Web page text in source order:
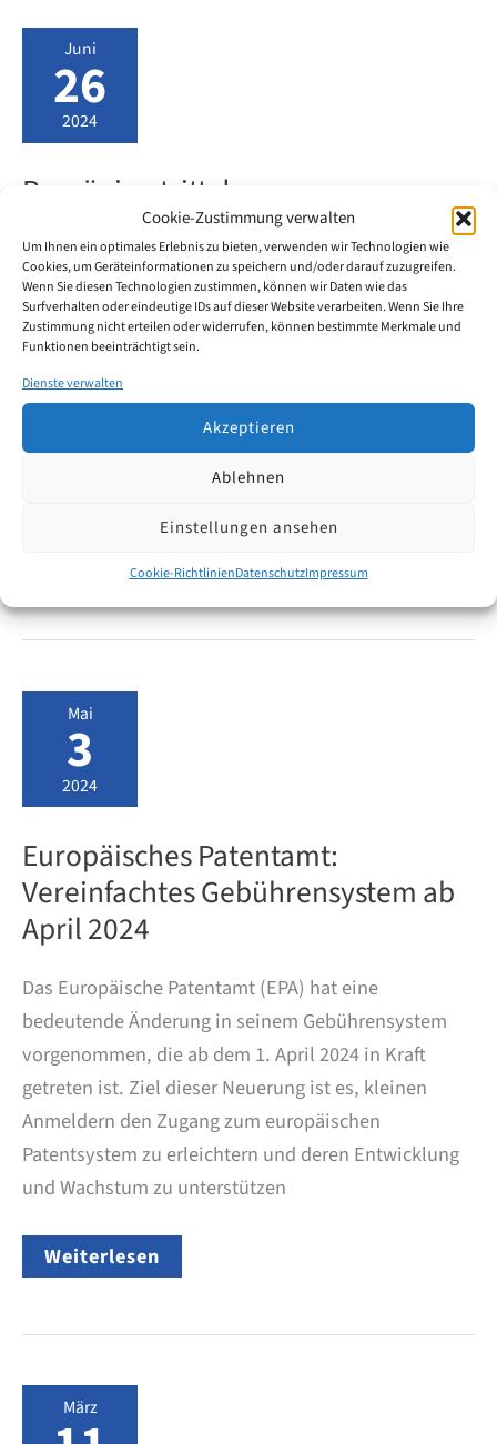
Cookie-Zustimmung verwalten
Um Ihnen ein optimales Erlebnis zu bieten, verwenden wir Technologien wie
Cookies, um Geräteinformationen zu speichern und/oder darauf zuzugreifen.
Wenn Sie diesen Technologien zustimmen, können wir Daten wie das
Surfverhalten oder eindeutige IDs auf dieser Website verarbeiten. Wenn Sie Ihre
Zustimmung nicht erteilen oder widerrufen, können bestimmte Merkmale und
Funktionen beeinträchtigt sein.
Dienste verwalten
Akzeptieren
Ablehnen
Einstellungen ansehen
Cookie-RichtlinienDatenschutzImpressum
Juni
26
2024
Rumänien tritt dem
Übereinkommen über ein
Einheitliches Patentgericht (EPGÜ)
bei
Rumänien wird am 1. September 2024 dem
Übereinkommen über ein Einheitliches Patentgericht
(EPGÜ) beitreten. Das Land hat am 31. Mai 2024 seine
Ratifizierungsurkunde hinterlegt und wird somit der
18. Mitgliedstaat, der dem EPGÜ beitritt.
Rumänien
dem
Übereinkommen
über
Patentgericht
(EPGÜ)
bei
Weiterlesen
Mai
3
2024
Europäisches Patentamt:
Vereinfachtes Gebührensystem ab
April 2024
Das Europäische Patentamt (EPA) hat eine
bedeutende Änderung in seinem Gebührensystem
vorgenommen, die ab dem 1. April 2024 in Kraft
getreten ist. Ziel dieser Neuerung ist es, kleinen
Anmeldern den Zugang zum europäischen
Patentsystem zu erleichtern und deren Entwicklung
und Wachstum zu unterstützen
Europäisches
Patentamt:
ab
Weiterlesen
März